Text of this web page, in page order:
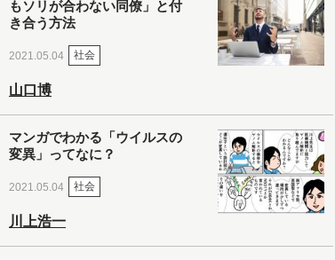
もソリが合わない同僚」と付
き合う方法
2021.05.04 社会
山口博
マンガでわかる「ウイルスの
変異」ってなに？
2021.05.04 社会
川上浩一